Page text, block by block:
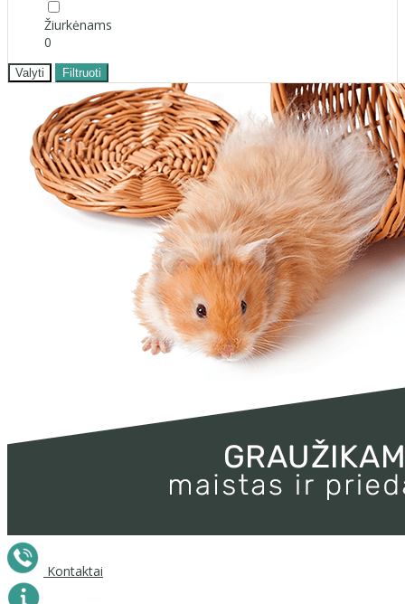
Žiurkėnams
0
Valyti Filtruoti
Kontaktai